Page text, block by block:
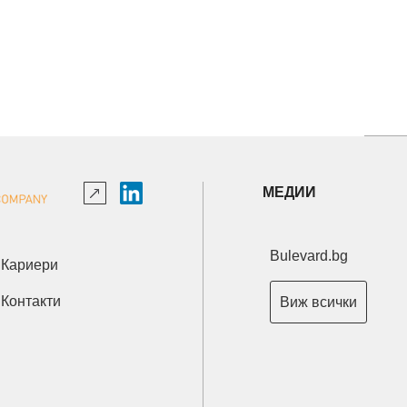
Кариери
Контакти
МЕДИИ
Bulevard.bg
Виж всички